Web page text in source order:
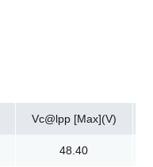
Vc@lpp [Max](V)
48.40